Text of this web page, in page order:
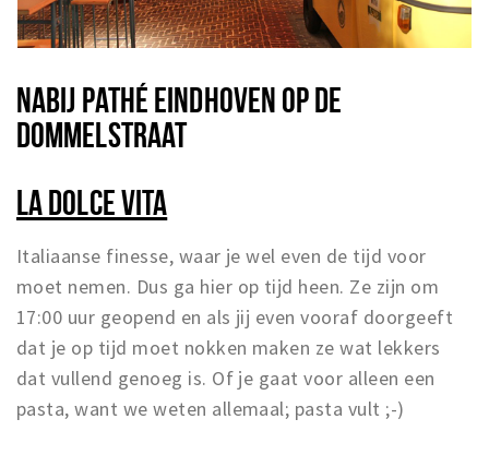
NABIJ PATHÉ EINDHOVEN OP DE
DOMMELSTRAAT
LA DOLCE VITA
Italiaanse finesse, waar je wel even de tijd voor
moet nemen. Dus ga hier op tijd heen. Ze zijn om
17:00 uur geopend en als jij even vooraf doorgeeft
dat je op tijd moet nokken maken ze wat lekkers
dat vullend genoeg is. Of je gaat voor alleen een
pasta, want we weten allemaal; pasta vult ;-)